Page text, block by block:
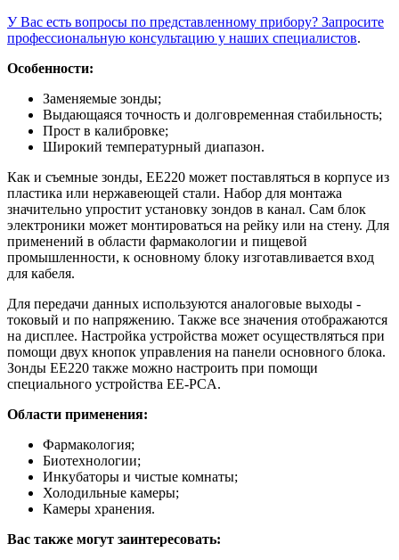
У Вас есть вопросы по представленному прибору? Запросите
профессиональную консультацию у наших специалистов.
Особенности:
Заменяемые зонды;
Выдающаяся точность и долговременная стабильность;
Прост в калибровке;
Широкий температурный диапазон.
Как и съемные зонды, EE220 может поставляться в корпусе из
пластика или нержавеющей стали. Набор для монтажа
значительно упростит установку зондов в канал. Сам блок
электроники может монтироваться на рейку или на стену. Для
применений в области фармакологии и пищевой
промышленности, к основному блоку изготавливается вход
для кабеля.
Для передачи данных используются аналоговые выходы -
токовый и по напряжению. Также все значения отображаются
на дисплее. Настройка устройства может осуществляться при
помощи двух кнопок управления на панели основного блока.
Зонды EE220 также можно настроить при помощи
специального устройства EE-PCA.
Области применения:
Фармакология;
Биотехнологии;
Инкубаторы и чистые комнаты;
Холодильные камеры;
Камеры хранения.
Вас также могут заинтересовать: